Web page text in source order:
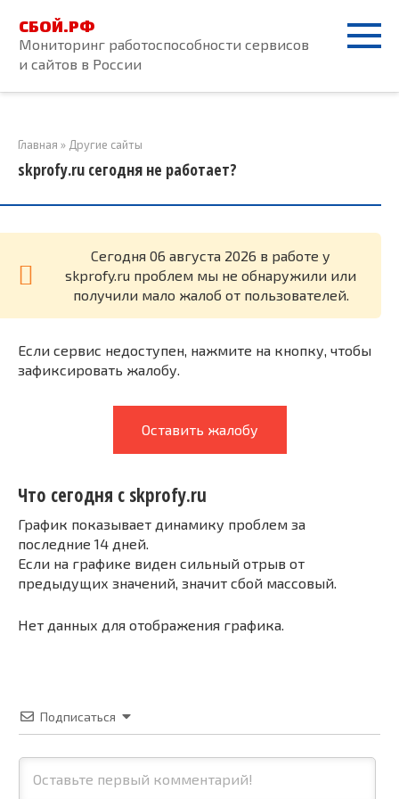
контенту
СБОЙ.РФ
Мониторинг работоспособности сервисов
и сайтов в России
Главная » Другие сайты
skprofy.ru сегодня не работает?
Cегодня 06 августа 2026 в работе у
skprofy.ru проблем мы не обнаружили или
получили мало жалоб от пользователей.
Если сервис недоступен, нажмите на кнопку, чтобы
зафиксировать жалобу.
Оставить жалобу
Что сегодня с skprofy.ru
График показывает динамику проблем за
последние 14 дней.
Если на графике виден сильный отрыв от
предыдущих значений, значит сбой массовый.
Нет данных для отображения графика.
Подписаться